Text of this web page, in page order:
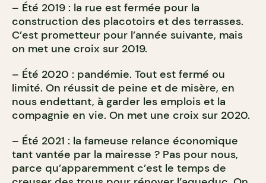
– Été 2019 : la rue est fermée pour la
construction des placotoirs et des terrasses.
C’est prometteur pour l’année suivante, mais
on met une croix sur 2019.
– Été 2020 : pandémie. Tout est fermé ou
limité. On réussit de peine et de misère, en
nous endettant, à garder les emplois et la
compagnie en vie. On met une croix sur 2020.
– Été 2021 : la fameuse relance économique
tant vantée par la mairesse ? Pas pour nous,
parce qu’apparemment c’est le temps de